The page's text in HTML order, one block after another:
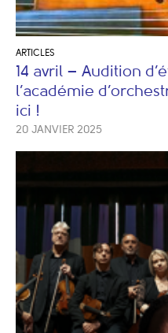
ARTICLES
14 avril – Audition
l’académie
ici !
20 JANVIER 2025